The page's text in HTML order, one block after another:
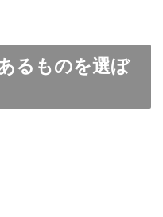
るものを選ぼ